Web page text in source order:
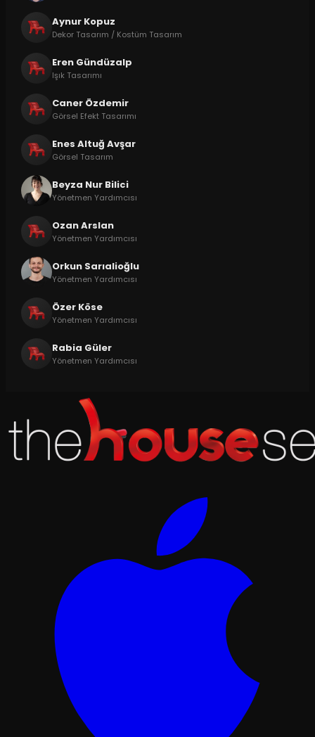
Aynur Kopuz
Dekor Tasarım / Kostüm Tasarım
Eren Gündüzalp
Işık Tasarımı
Caner Özdemir
Görsel Efekt Tasarımı
Enes Altuğ Avşar
Görsel Tasarım
Beyza Nur Bilici
Yönetmen Yardımcısı
Ozan Arslan
Yönetmen Yardımcısı
Orkun Sarıalioğlu
Yönetmen Yardımcısı
Özer Köse
Yönetmen Yardımcısı
Rabia Güler
Yönetmen Yardımcısı